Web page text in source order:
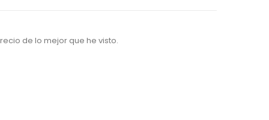
de lo mejor que he visto.